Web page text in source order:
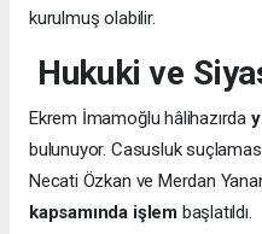
kurulmuş olabilir.
Hukuki ve
Ekrem İmamoğlu hâlihazırda
bulunuyor. Casusluk
Necati Özkan ve Merdan
kapsamında işlembaşlatıldı.